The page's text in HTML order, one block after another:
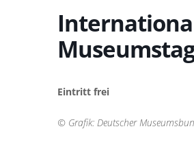
Eintritt frei
© Grafik: Deutscher